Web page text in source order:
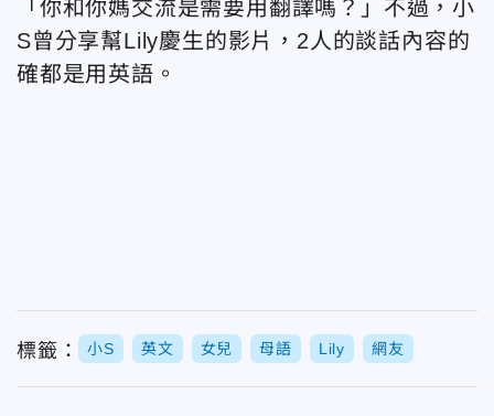
「你和你媽交流是需要用翻譯嗎？」不過，小
S曾分享幫Lily慶生的影片，2人的談話內容的
確都是用英語。
標籤： 小S 英文 女兒 母語 Lily 網友